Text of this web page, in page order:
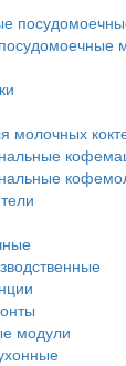
молочных
модули